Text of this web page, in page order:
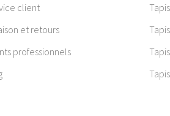
client
et retours
professionnels